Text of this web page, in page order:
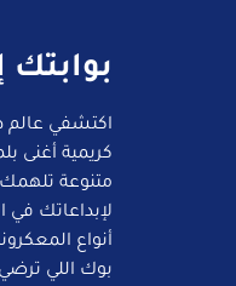
اكتشفي عالم
كريمية أغنى
متنوعة
لإبداعاتك
أنواع
بوك اللي